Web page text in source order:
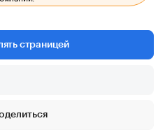
страницей